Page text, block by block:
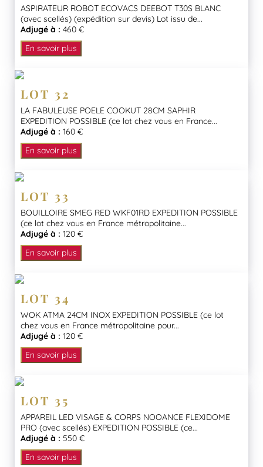
ASPIRATEUR ROBOT ECOVACS DEEBOT T30S BLANC
(avec scellés) (expédition sur devis) Lot issu de...
Adjugé à : 460 €
En savoir plus
LOT 32
LA FABULEUSE POELE COOKUT 28CM SAPHIR
EXPEDITION POSSIBLE (ce lot chez vous en France...
Adjugé à : 160 €
En savoir plus
LOT 33
BOUILLOIRE SMEG RED WKF01RD EXPEDITION POSSIBLE
(ce lot chez vous en France métropolitaine...
Adjugé à : 120 €
En savoir plus
LOT 34
WOK ATMA 24CM INOX EXPEDITION POSSIBLE (ce lot
chez vous en France métropolitaine pour...
Adjugé à : 120 €
En savoir plus
LOT 35
APPAREIL LED VISAGE & CORPS NOOANCE FLEXIDOME
PRO (avec scellés) EXPEDITION POSSIBLE (ce...
Adjugé à : 550 €
En savoir plus